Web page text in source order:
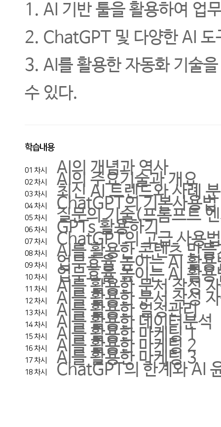
1. AI 기반 툴을 활용하여 업
2. ChatGPT 및 다양한 AI 도
3. AI를 활용한 자동화 기술
수 있다.
학습내용
01 차시 AI의 개념과 역사
02 차시 AI의 주요기술과 개요
03 차시 최신 AI 트렌드와 사례
04 차시 ChatGPT의 기본사용법
05 차시 질문의 기술(프롬프트
06 차시 GPTs 활용하기
07 차시 ChatGPT의 고급 사용법
08 차시 AI를 활용한 콘텐츠 만들
09 차시 업무효율 높이는 AI 활
10 차시 업무효율 높이는 AI 활
11 차시 AI를 활용한 문서 작성
12 차시 AI를 활용한 문서 작성
13 차시 AI를 활용한 일정관리
14 차시 AI를 활용한 데이터분석
15 차시 AI를 활용한 마케팅 1
16 차시 AI를 활용한 마케팅 2
17 차시 AI를 활용한 마케팅 3
18 차시 ChatGPT의 한계와 AI